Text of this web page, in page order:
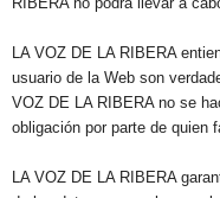
LA VOZ DE LA RIBERA
usuario de la Web son
VOZ DE LA RIBERA no se
obligación por parte de quien
LA VOZ DE LA RIBERA